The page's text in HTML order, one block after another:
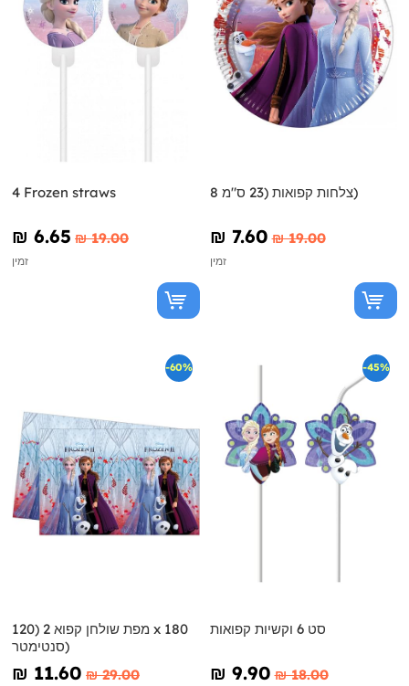
4 Frozen straws
₪‎ 6.65 ₪‎ 19.00
זמין
8 צלחות קפואות (23 ס"מ)
₪‎ 7.60 ₪‎ 19.00
זמין
-60%
מפת שולחן קפוא 2 (120 x 180
סנטימטר)
₪‎ 11.60 ₪‎ 29.00
-45%
סט 6 וקשיות קפואות
₪‎ 9.90 ₪‎ 18.00